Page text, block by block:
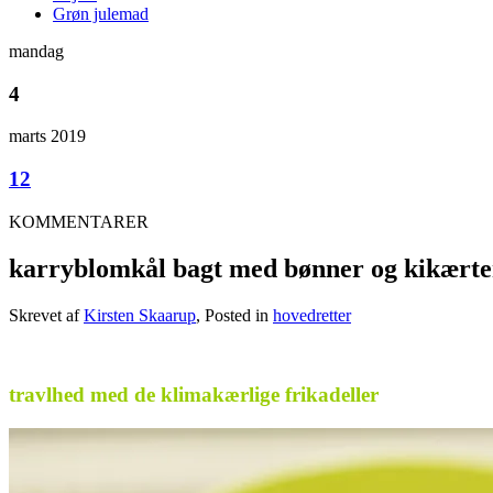
Grøn julemad
mandag
4
marts 2019
12
KOMMENTARER
karryblomkål bagt med bønner og
Skrevet afKirsten Skaarup, Posted in hovedretter
travlhed med de klimakærlige frikadeller